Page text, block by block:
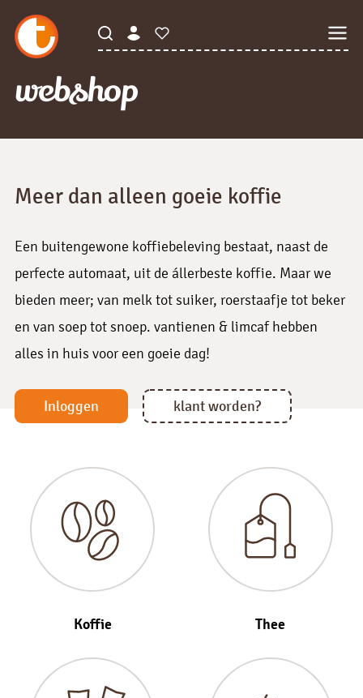
webshop
Meer dan alleen goeie koffie
Een buitengewone koffiebeleving bestaat, naast de
perfecte automaat, uit de állerbeste koffie. Maar we
bieden meer; van melk tot suiker, roerstaafje tot beker
en van soep tot snoep. vantienen & limcaf hebben
alles in huis voor een goeie dag!
Inloggen klant worden?
Koffie Thee